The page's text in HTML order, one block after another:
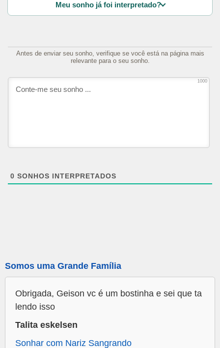
Meu sonho já foi interpretado?
Antes de enviar seu sonho, verifique se você está na página mais
relevante para o seu sonho.
1000
0 SONHOS INTERPRETADOS
Somos uma Grande Família
Obrigada, Geison vc é um bostinha e sei que ta
lendo isso
Talita eskelsen
Sonhar com Nariz Sangrando